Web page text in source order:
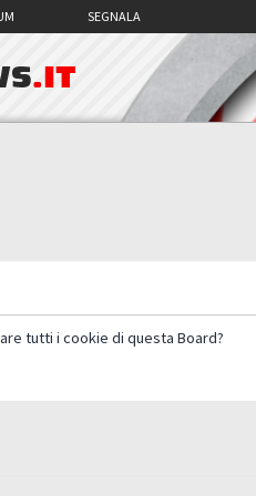
SEGNALA
.IT
tutti i cookie di questa Board?